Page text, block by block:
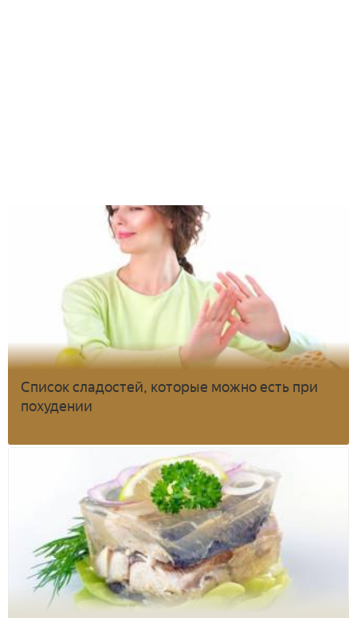
Список сладостей, которые можно есть при
похудении